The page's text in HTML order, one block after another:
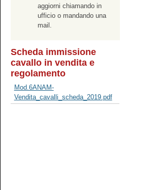
aggiorni chiamando in
ufficio o mandando una
mail.
Scheda immissione
cavallo in vendita e
regolamento
Mod.6ANAM-
Vendita_cavalli_scheda_2019.pdf